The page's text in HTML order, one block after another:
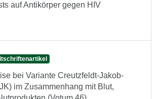
auf Antikörper gegen HIV
bei Variante Creutzfeldt-Jakob-
im Zusammenhang mit Blut,